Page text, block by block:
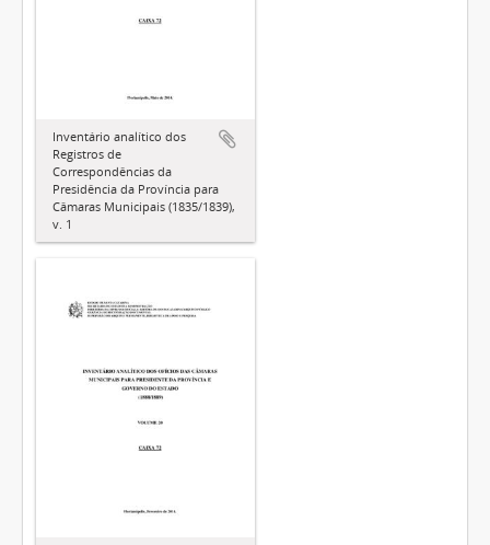
Inventário analítico dos
Registros de
Correspondências da
Presidência da Província para
Câmaras Municipais (1835/1839),
v. 1